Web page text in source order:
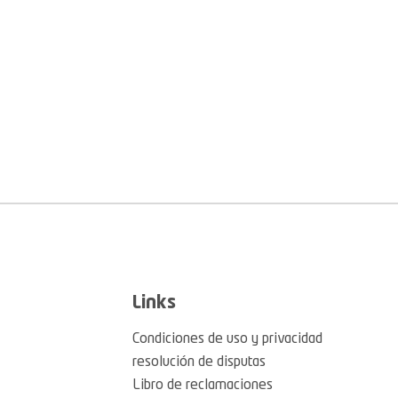
Links
Condiciones de uso y privacidad
resolución de disputas
Libro de reclamaciones